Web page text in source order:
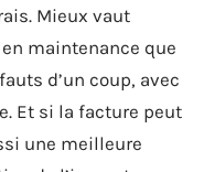
Mieux vaut
maintenance que
d’un coup, avec
Et si la facture peut
une meilleure